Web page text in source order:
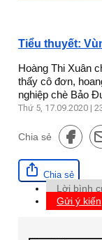
Tiểu thuyết:
Hoàng Thi Xuân
thấy cô đơn,
nghiệp chè Bảo
Thứ 5, 17.09.2020 |
Chia sẻ
Chia sẻ
Lời bình
Gửi ý kiến